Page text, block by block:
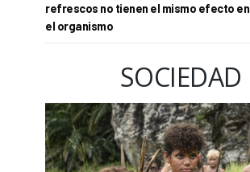
refrescos no tienen el mismo efecto en
el organismo
SOCIEDAD